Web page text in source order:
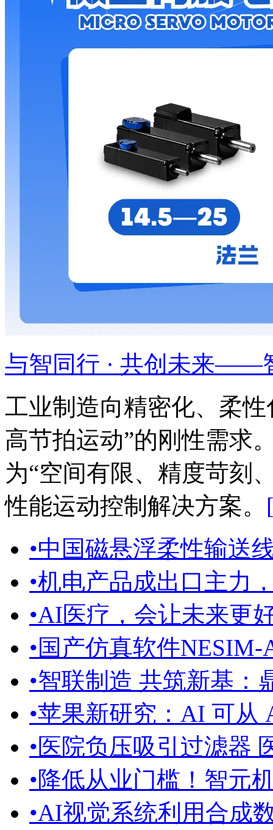
与智同行 · 共创未来——
工业制造向精密化、柔
高节拍运动”的刚性需求
为“空间有限、精度苛刻
性能运动控制解决方案。
•中国磁悬浮柔性输送
•机电产品成出口主力
•AI医疗，会让未来更
•国产仿真软件
•智联制造 共筑新基：
•苹果新研究：AI 可从
•医院负压吸引过滤器
•降低从业门槛！智元
•AI视觉系统利用合成